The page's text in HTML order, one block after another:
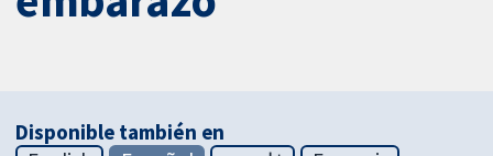
Disponible también en